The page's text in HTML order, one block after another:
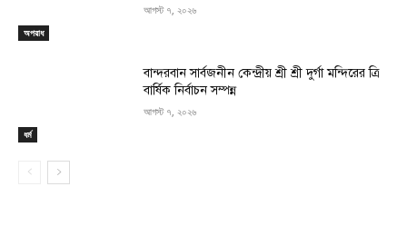
অপরাধ
আগস্ট ৭, ২০২৬
ধর্ম
বান্দরবান সার্বজনীন কেন্দ্রীয় শ্রী শ্রী দুর্গা মন্দিরের ত্রি
বার্ষিক নির্বাচন সম্পন্ন
আগস্ট ৭, ২০২৬